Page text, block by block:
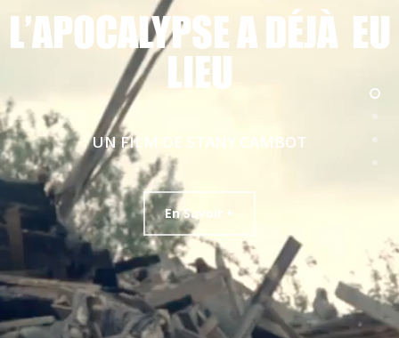
L’APOCALYPSE A DÉJÀ EU
LIEU
UN FILM DE STANY CAMBOT
En Savoir +